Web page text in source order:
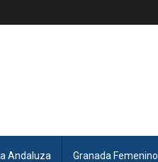
Andaluza Granada Femenino